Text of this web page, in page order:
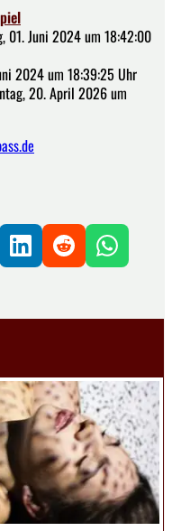
01. Juni 2024 um 18:42:00
2024 um 18:39:25 Uhr
20. April 2026 um